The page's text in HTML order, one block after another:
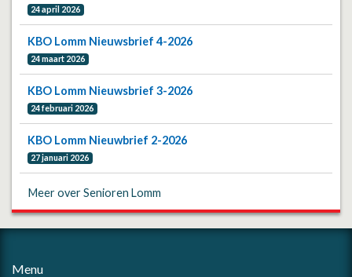
24 april 2026
KBO Lomm Nieuwsbrief 4-2026
24 maart 2026
KBO Lomm Nieuwsbrief 3-2026
24 februari 2026
KBO Lomm Nieuwbrief 2-2026
27 januari 2026
Meer over Senioren Lomm
Menu